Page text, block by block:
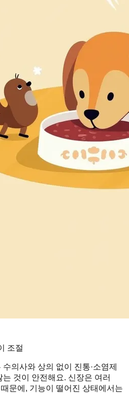
조절
의사와 상의 없이 진통·소염제
것이 안전해요. 신장은 여러
문에, 기능이 떨어진 상태에서는